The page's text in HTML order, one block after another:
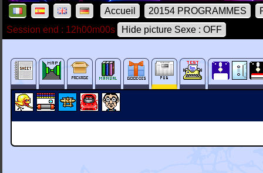
Accueil 20154 PROGRAMMES
Session end : 12h00m00s
Hide picture Sexe : OFF